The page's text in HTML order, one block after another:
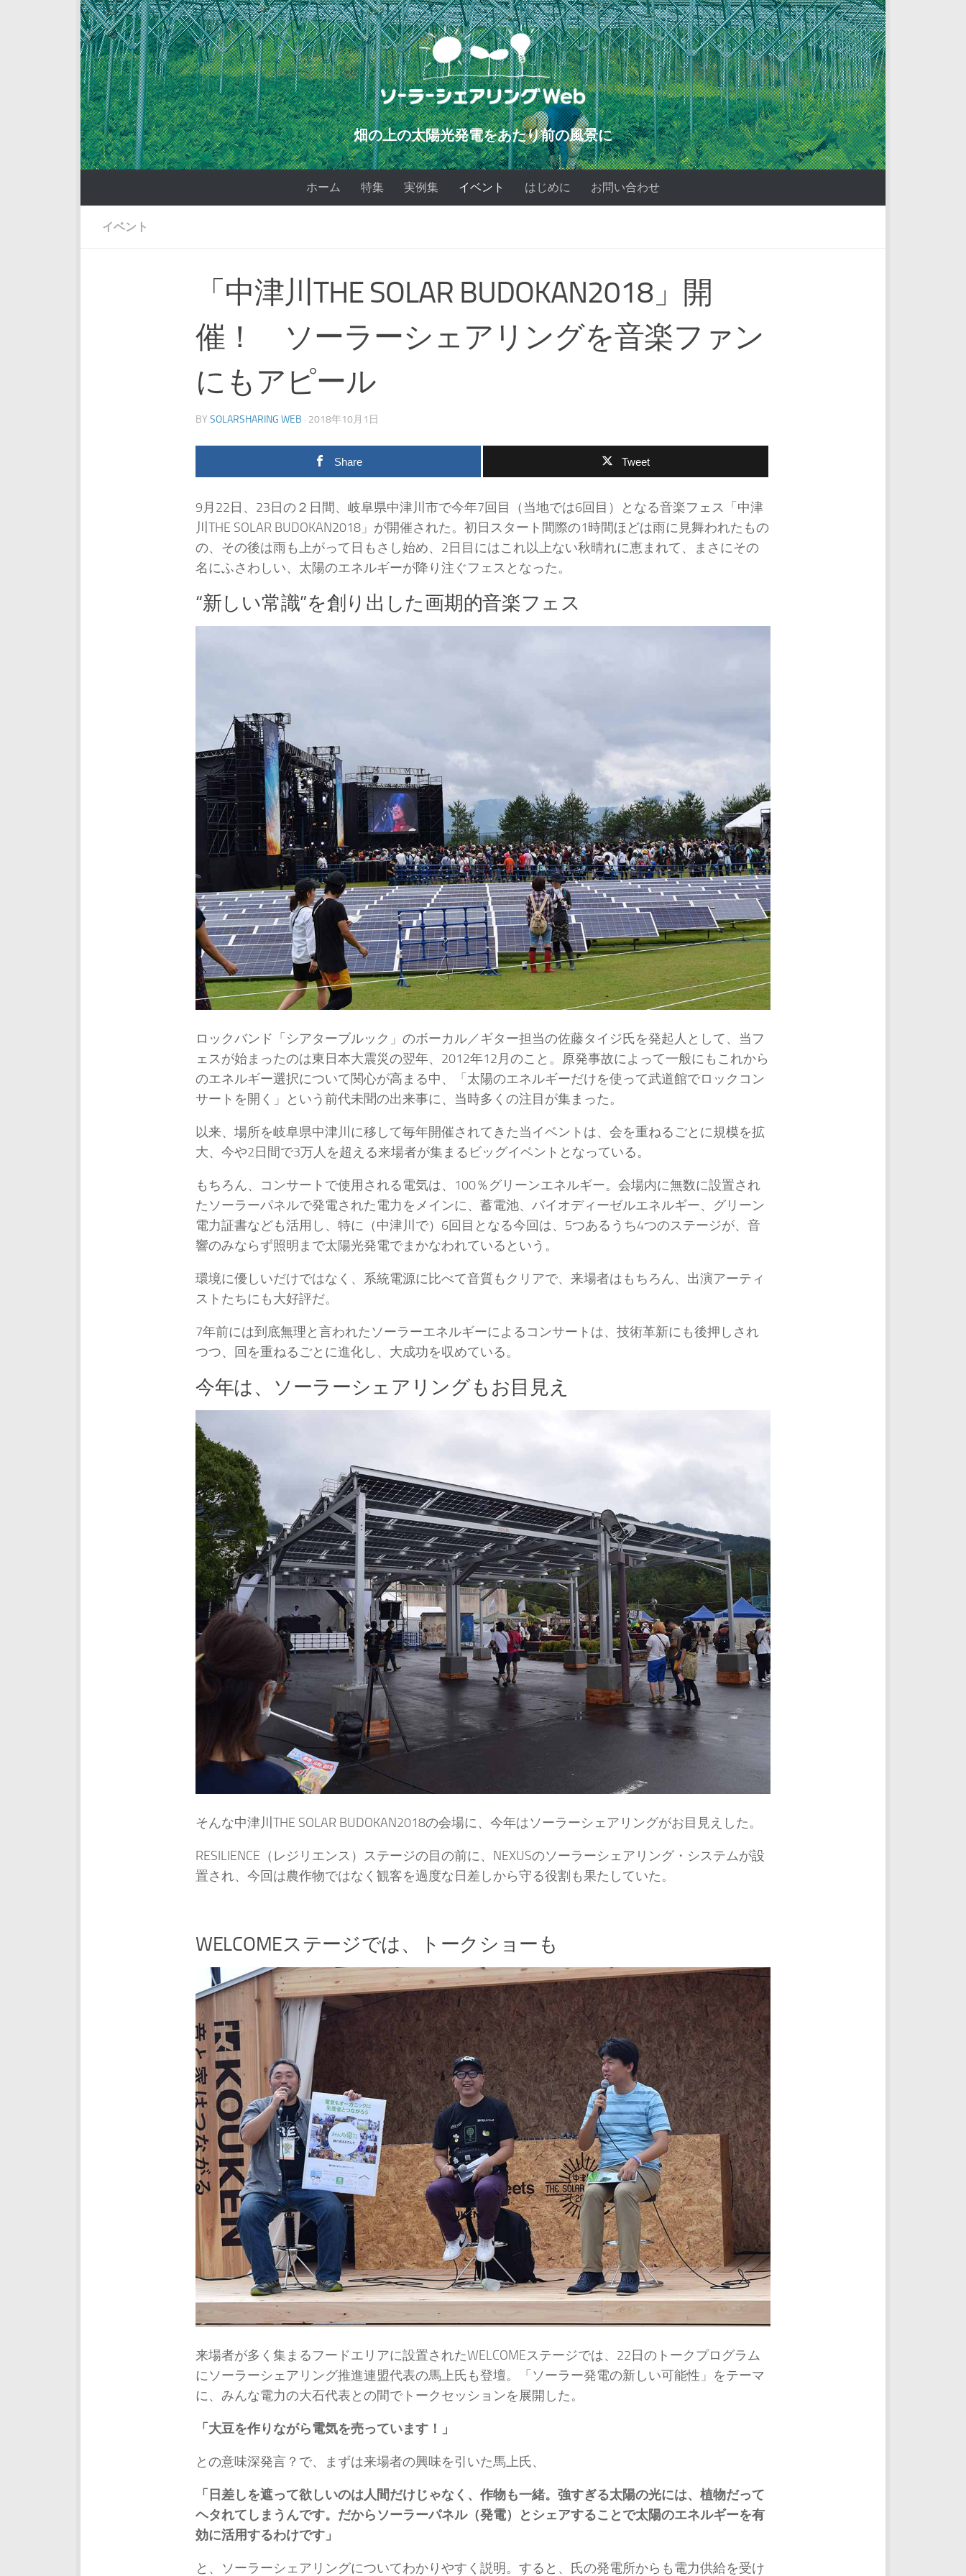
コンテンツへスキップ
畑の上の太陽光発電をあたり前の風景に
ホーム 特集 実例集 イベント はじめに お問い合わせ
イベント
「中津川THE SOLAR BUDOKAN2018」開
催！ ソーラーシェアリングを音楽ファン
にもアピール
BY SOLARSHARING WEB · 2018年10月1日
Share Tweet
9月22日、23日の２日間、岐阜県中津川市で今年7回目（当地では6回目）となる音楽フェス「中津
川THE SOLAR BUDOKAN2018」が開催された。初日スタート間際の1時間ほどは雨に見舞われたもの
の、その後は雨も上がって日もさし始め、2日目にはこれ以上ない秋晴れに恵まれて、まさにその
名にふさわしい、太陽のエネルギーが降り注ぐフェスとなった。
“新しい常識”を創り出した画期的音楽フェス
ロックバンド「シアターブルック」のボーカル／ギター担当の佐藤タイジ氏を発起人として、当フ
ェスが始まったのは東日本大震災の翌年、2012年12月のこと。原発事故によって一般にもこれから
のエネルギー選択について関心が高まる中、「太陽のエネルギーだけを使って武道館でロックコン
サートを開く」という前代未聞の出来事に、当時多くの注目が集まった。
以来、場所を岐阜県中津川に移して毎年開催されてきた当イベントは、会を重ねるごとに規模を拡
大、今や2日間で3万人を超える来場者が集まるビッグイベントとなっている。
もちろん、コンサートで使用される電気は、100％グリーンエネルギー。会場内に無数に設置され
たソーラーパネルで発電された電力をメインに、蓄電池、バイオディーゼルエネルギー、グリーン
電力証書なども活用し、特に（中津川で）6回目となる今回は、5つあるうち4つのステージが、音
響のみならず照明まで太陽光発電でまかなわれているという。
環境に優しいだけではなく、系統電源に比べて音質もクリアで、来場者はもちろん、出演アーティ
ストたちにも大好評だ。
7年前には到底無理と言われたソーラーエネルギーによるコンサートは、技術革新にも後押しされ
つつ、回を重ねるごとに進化し、大成功を収めている。
今年は、ソーラーシェアリングもお目見え
そんな中津川THE SOLAR BUDOKAN2018の会場に、今年はソーラーシェアリングがお目見えした。
RESILIENCE（レジリエンス）ステージの目の前に、NEXUSのソーラーシェアリング・システムが設
置され、今回は農作物ではなく観客を過度な日差しから守る役割も果たしていた。
WELCOMEステージでは、トークショーも
来場者が多く集まるフードエリアに設置されたWELCOMEステージでは、22日のトークプログラム
にソーラーシェアリング推進連盟代表の馬上氏も登壇。「ソーラー発電の新しい可能性」をテーマ
に、みんな電力の大石代表との間でトークセッションを展開した。
「大豆を作りながら電気を売っています！」
との意味深発言？で、まずは来場者の興味を引いた馬上氏、
「日差しを遮って欲しいのは人間だけじゃなく、作物も一緒。強すぎる太陽の光には、植物だって
ヘタれてしまうんです。だからソーラーパネル（発電）とシェアすることで太陽のエネルギーを有
効に活用するわけです」
と、ソーラーシェアリングについてわかりやすく説明。すると、氏の発電所からも電力供給を受け